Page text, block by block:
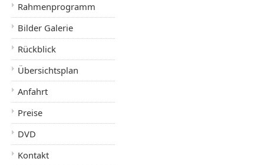
Rahmenprogramm
Bilder Galerie
Rückblick
Übersichtsplan
Anfahrt
Preise
DVD
Kontakt